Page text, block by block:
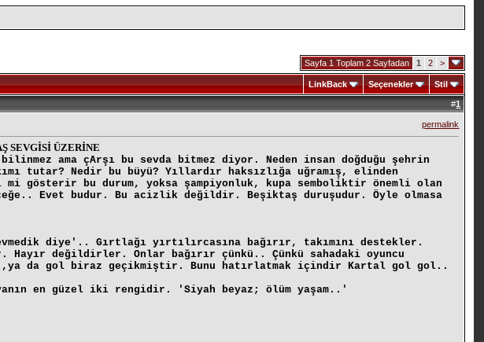
Sayfa 1 Toplam 2 Sayfadan 1 2 >
LinkBack Seçenekler Stil
#1
permalink
SEVGİSİ ÜZERİNE
ama çArşı bu sevda bitmez diyor. Neden insan doğduğu şehrin
tutar? Nedir bu büyü? Yıllardır haksızlığa uğramış, elinden
gösterir bu durum, yoksa şampiyonluk, kupa semboliktir önemli olan
Evet budur. Bu acizlik değildir. Beşiktaş duruşudur. Öyle olmasa
diye'.. Gırtlağı yırtılırcasına bağırır, takımını destekler.
değildirler. Onlar bağırır çünkü.. Çünkü sahadaki oyuncu
,ya da gol biraz geçikmiştir. Bunu hatırlatmak içindir Kartal gol gol..
en güzel iki rengidir. 'Siyah beyaz; ölüm yaşam..'